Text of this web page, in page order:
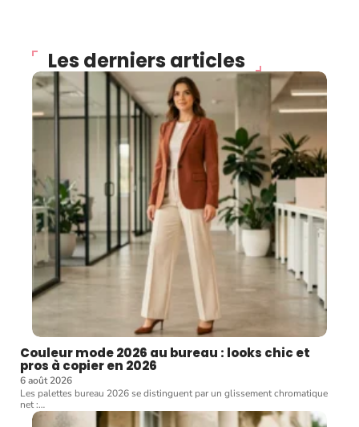
Les derniers articles
Couleur mode 2026 au bureau : looks chic et
pros à copier en 2026
6 août 2026
Les palettes bureau 2026 se distinguent par un glissement chromatique
net :…